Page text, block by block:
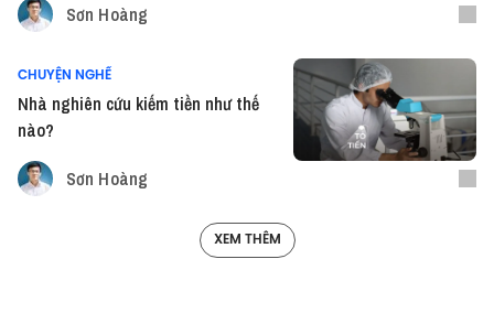
Sơn Hoàng
CHUYỆN NGHỀ
Nhà nghiên cứu kiếm tiền như thế
nào?
Sơn Hoàng
XEM THÊM